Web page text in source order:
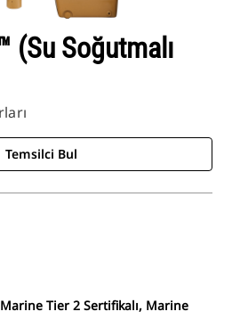
(Su Soğutmalı
Temsilci Bul
Tier 2 Sertifikalı, Marine